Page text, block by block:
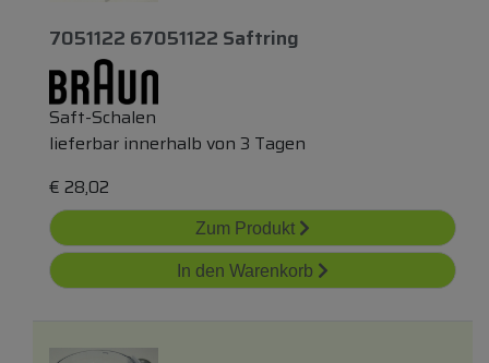
7051122 67051122 Saftring
Saft-Schalen
lieferbar innerhalb von 3 Tagen
€ 28,02
Zum Produkt
In den Warenkorb